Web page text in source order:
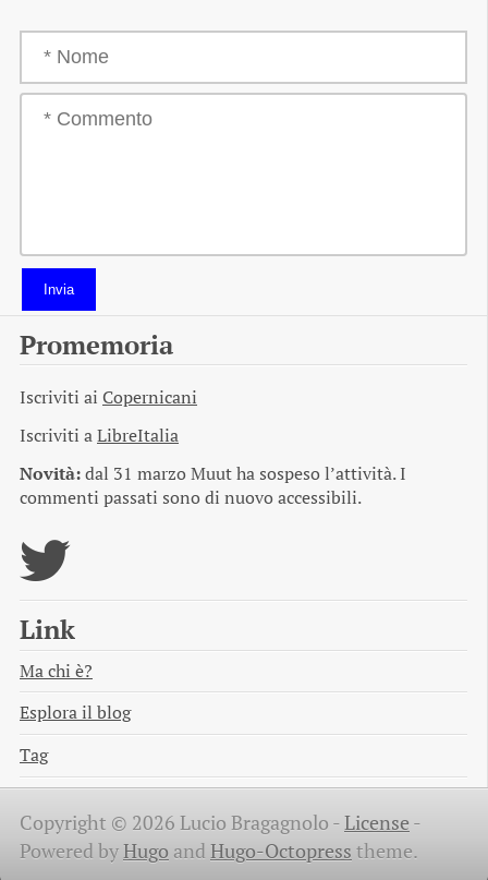
Invia
Promemoria
Iscriviti ai Copernicani
Iscriviti aLibreItalia
Novità:dal 31 marzo Muut ha sospeso l’attività. I
commenti passati sono di nuovo accessibili.
Link
Ma chi è?
Esplora il blog
Tag
Copyright © 2026 Lucio Bragagnolo -License -
Powered byHugo and Hugo-Octopress theme.